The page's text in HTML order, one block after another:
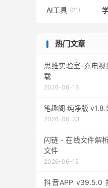
AI工具 (21)
热门文章
思维实验室-充电
载
2026-06-16
笔趣阁 纯净版
2026-06-23
闪链 - 在线文件解
文件
2026-06-15
抖音APP v39.5.0